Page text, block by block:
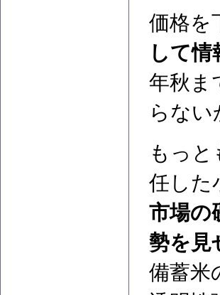
価格を
して
年秋ま
らな
もっと
任した
市場の
勢を見
備蓄米